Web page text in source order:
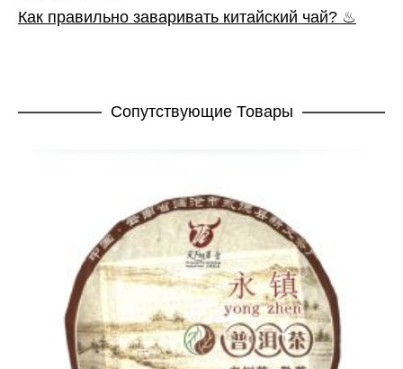
Как правильно заваривать китайский чай? ♨
Cопутствующие Товары